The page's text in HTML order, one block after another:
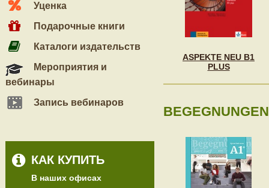
Уценка
Подарочные книги
Каталоги издательств
Мероприятия и
вебинары
Запись вебинаров
КАК КУПИТЬ
В наших офисах
ASPEKTE NEU B1
PLUS